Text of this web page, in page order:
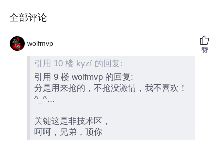
全部评论
wolfmvp
引用 10 楼 kyzf 的回复:
引用 9 楼 wolfmvp 的回复:
分是用来抢的，不抢没激情，我不喜欢！
^_^…
关键这是非技术区，
呵呵，兄弟，顶你
赞